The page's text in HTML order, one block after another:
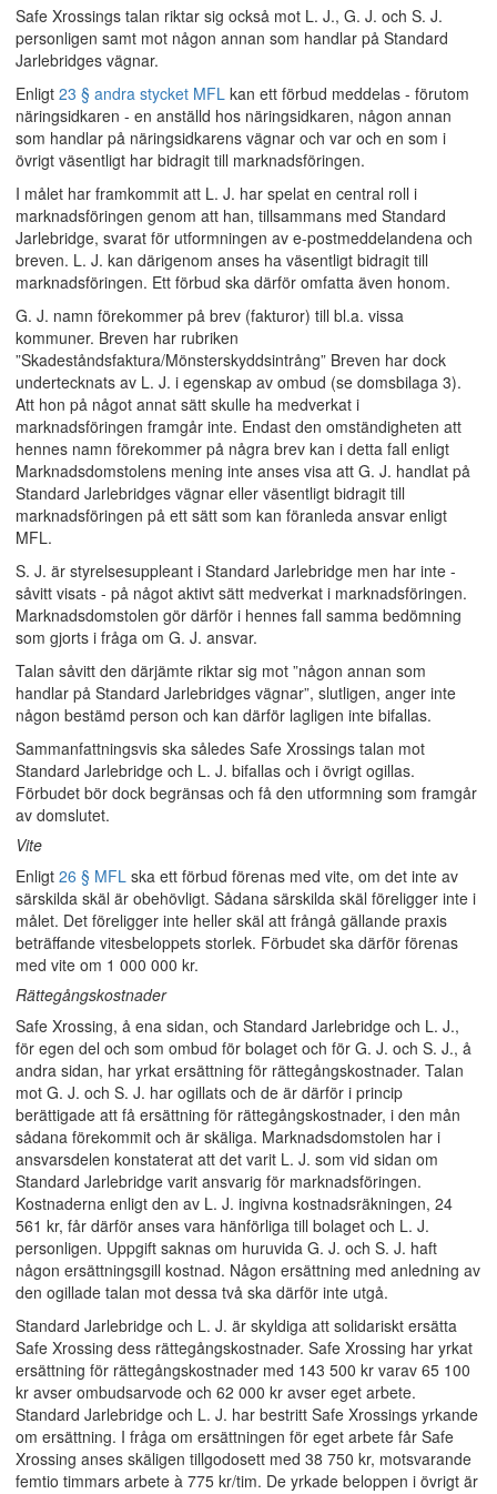
Safe Xrossings talan riktar sig också mot L. J., G. J. och S. J.
personligen samt mot någon annan som handlar på Standard
Jarlebridges vägnar.
Enligt 23 § andra stycket MFL kan ett förbud meddelas - förutom
näringsidkaren - en anställd hos näringsidkaren, någon annan
som handlar på näringsidkarens vägnar och var och en som i
övrigt väsentligt har bidragit till marknadsföringen.
I målet har framkommit att L. J. har spelat en central roll i
marknadsföringen genom att han, tillsammans med Standard
Jarlebridge, svarat för utformningen av e-postmeddelandena och
breven. L. J. kan därigenom anses ha väsentligt bidragit till
marknadsföringen. Ett förbud ska därför omfatta även honom.
G. J. namn förekommer på brev (fakturor) till bl.a. vissa
kommuner. Breven har rubriken
”Skadeståndsfaktura/Mönsterskyddsintrång” Breven har dock
undertecknats av L. J. i egenskap av ombud (se domsbilaga 3).
Att hon på något annat sätt skulle ha medverkat i
marknadsföringen framgår inte. Endast den omständigheten att
hennes namn förekommer på några brev kan i detta fall enligt
Marknadsdomstolens mening inte anses visa att G. J. handlat på
Standard Jarlebridges vägnar eller väsentligt bidragit till
marknadsföringen på ett sätt som kan föranleda ansvar enligt
MFL.
S. J. är styrelsesuppleant i Standard Jarlebridge men har inte -
såvitt visats - på något aktivt sätt medverkat i marknadsföringen.
Marknadsdomstolen gör därför i hennes fall samma bedömning
som gjorts i fråga om G. J. ansvar.
Talan såvitt den därjämte riktar sig mot ”någon annan som
handlar på Standard Jarlebridges vägnar”, slutligen, anger inte
någon bestämd person och kan därför lagligen inte bifallas.
Sammanfattningsvis ska således Safe Xrossings talan mot
Standard Jarlebridge och L. J. bifallas och i övrigt ogillas.
Förbudet bör dock begränsas och få den utformning som framgår
av domslutet.
Vite
Enligt 26 § MFL ska ett förbud förenas med vite, om det inte av
särskilda skäl är obehövligt. Sådana särskilda skäl föreligger inte i
målet. Det föreligger inte heller skäl att frångå gällande praxis
beträffande vitesbeloppets storlek. Förbudet ska därför förenas
med vite om 1 000 000 kr.
Rättegångskostnader
Safe Xrossing, å ena sidan, och Standard Jarlebridge och L. J.,
för egen del och som ombud för bolaget och för G. J. och S. J., å
andra sidan, har yrkat ersättning för rättegångskostnader. Talan
mot G. J. och S. J. har ogillats och de är därför i princip
berättigade att få ersättning för rättegångskostnader, i den mån
sådana förekommit och är skäliga. Marknadsdomstolen har i
ansvarsdelen konstaterat att det varit L. J. som vid sidan om
Standard Jarlebridge varit ansvarig för marknadsföringen.
Kostnaderna enligt den av L. J. ingivna kostnadsräkningen, 24
561 kr, får därför anses vara hänförliga till bolaget och L. J.
personligen. Uppgift saknas om huruvida G. J. och S. J. haft
någon ersättningsgill kostnad. Någon ersättning med anledning av
den ogillade talan mot dessa två ska därför inte utgå.
Standard Jarlebridge och L. J. är skyldiga att solidariskt ersätta
Safe Xrossing dess rättegångskostnader. Safe Xrossing har yrkat
ersättning för rättegångskostnader med 143 500 kr varav 65 100
kr avser ombudsarvode och 62 000 kr avser eget arbete.
Standard Jarlebridge och L. J. har bestritt Safe Xrossings yrkande
om ersättning. I fråga om ersättningen för eget arbete får Safe
Xrossing anses skäligen tillgodosett med 38 750 kr, motsvarande
femtio timmars arbete à 775 kr/tim. De yrkade beloppen i övrigt är